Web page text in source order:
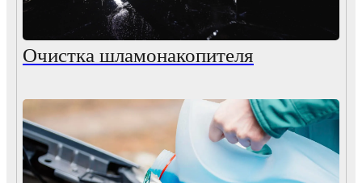
Очистка шламонакопителя